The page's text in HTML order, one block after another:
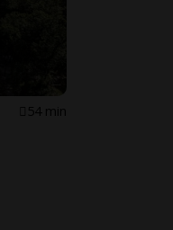
54 min